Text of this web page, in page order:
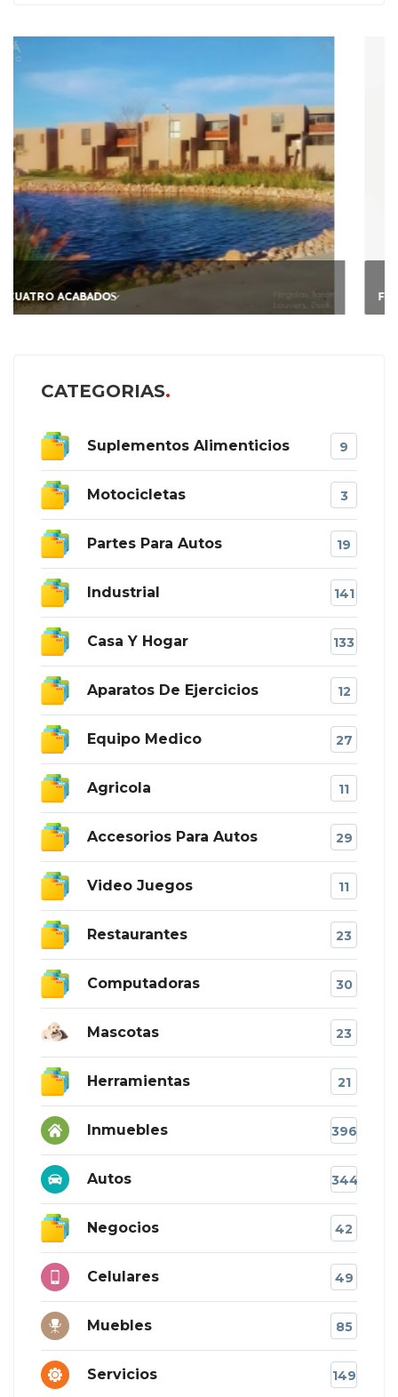
FIADOR AVAL PARA ARR
CATEGORIAS
Suplementos Alimenticios 9
Motocicletas 3
Partes Para Autos 19
Industrial 141
Casa Y Hogar 133
Aparatos De Ejercicios 12
Equipo Medico 27
Agricola 11
Accesorios Para Autos 29
Video Juegos 11
Restaurantes 23
Computadoras 30
Mascotas 23
Herramientas 21
Inmuebles 396
Autos 344
Negocios 42
Celulares 49
Muebles 85
Servicios 149